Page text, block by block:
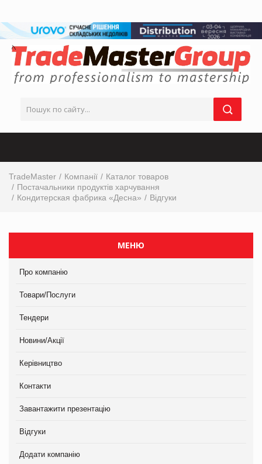
TradeMaster Компанії
Каталог товаров
Постачальники продуктів харчування
Кондитерская фабрика «Десна»
Відгуки
МЕНЮ
Про компанію
Товари/Послуги
Тендери
Новини/Акції
Керівництво
Контакти
Завантажити презентацію
Відгуки
Додати компанію